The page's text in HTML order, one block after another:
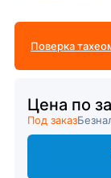
Поверка
Цена по
Под заказ